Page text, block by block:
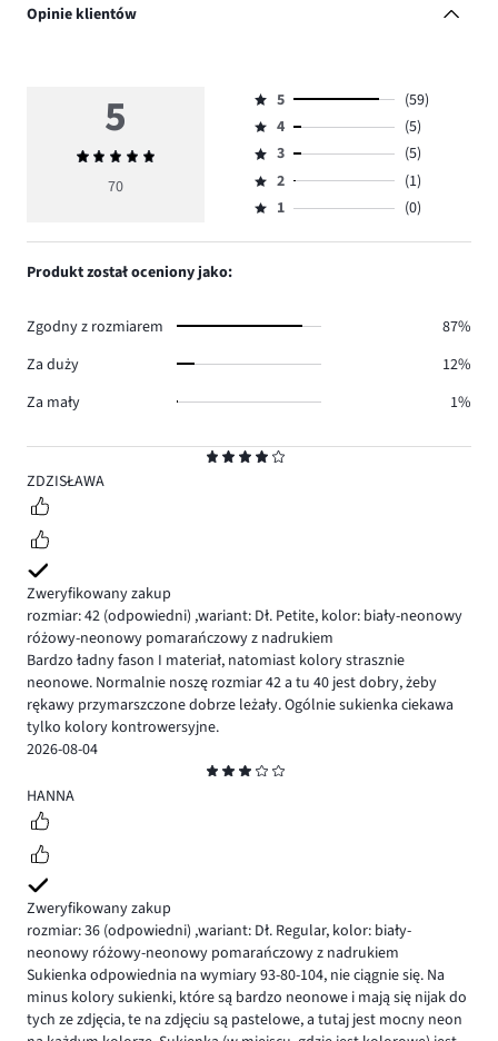
Opinie klientów
4
ZDZISŁAWA
Zweryfikowany zakup
rozmiar: 42 (odpowiedni) ,wariant: Dł. Petite, kolor: biały-neonowy
różowy-neonowy pomarańczowy z nadrukiem
Bardzo ładny fason I materiał, natomiast kolory strasznie
neonowe. Normalnie noszę rozmiar 42 a tu 40 jest dobry, żeby
rękawy przymarszczone dobrze leżały. Ogólnie sukienka ciekawa
tylko kolory kontrowersyjne.
2026-08-04
3
HANNA
Zweryfikowany zakup
rozmiar: 36 (odpowiedni) ,wariant: Dł. Regular, kolor: biały-
neonowy różowy-neonowy pomarańczowy z nadrukiem
Sukienka odpowiednia na wymiary 93-80-104, nie ciągnie się. Na
minus kolory sukienki, które są bardzo neonowe i mają się nijak do
tych ze zdjęcia, te na zdjęciu są pastelowe, a tutaj jest mocny neon
5
Średnia
ocena
70
Ocena
5,
ilość
głosów
59.
5
(59)
Ocena
4,
ilość
głosów
4
(5)
Ocena
3,
ilość
3
(5)
Ocena
2,
2
(1)
Ocena
1,
1 (0)
Produkt został oceniony jako:
Zgodny z rozmiarem
87%
Za duży
12%
Za mały
1%